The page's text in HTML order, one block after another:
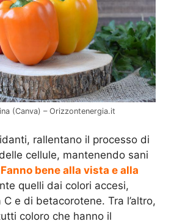
(Canva) – Orizzontenergia.it
rallentano il processo di
cellule, mantenendo sani
Fanno bene alla vista e alla
quelli dai colori accesi,
e di betacorotene. Tra l’altro,
coloro che hanno il